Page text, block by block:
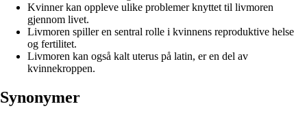
Kvinner kan oppleve ulike problemer knyttet til livmoren
gjennom livet.
Livmoren spiller en sentral rolle i kvinnens reproduktive helse
og fertilitet.
Livmoren kan også kalt uterus på latin, er en del av
kvinnekroppen.
Synonymer